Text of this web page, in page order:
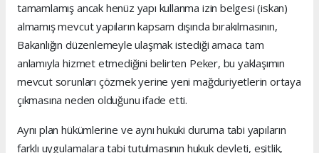
tamamlamış ancak henüz yapı kullanma izin belgesi (iskan)
almamış mevcut yapıların kapsam dışında bırakılmasının,
Bakanlığın düzenlemeyle ulaşmak istediği amaca tam
anlamıyla hizmet etmediğini belirten Peker, bu yaklaşımın
mevcut sorunları çözmek yerine yeni mağduriyetlerin ortaya
çıkmasına neden olduğunu ifade etti.
Aynı plan hükümlerine ve aynı hukuki duruma tabi yapıların
farklı uygulamalara tabi tutulmasının hukuk devleti, eşitlik,